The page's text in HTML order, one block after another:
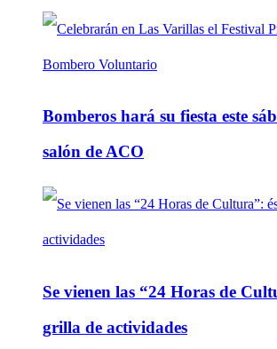
Bomberos hará su fiesta este
salón de ACO
Se vienen las “24 Horas de
grilla de actividades